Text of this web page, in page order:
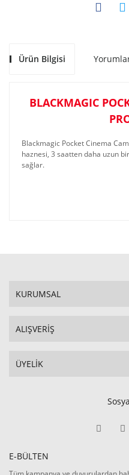
Ürün Bilgisi
BLACKMAGIC
Blackmagic Pocket Cinema
haznesi, 3 saatten daha uzun bir
sağlar.
KURUMSAL
ALIŞVERİŞ
ÜYELİK
E-BÜLTEN